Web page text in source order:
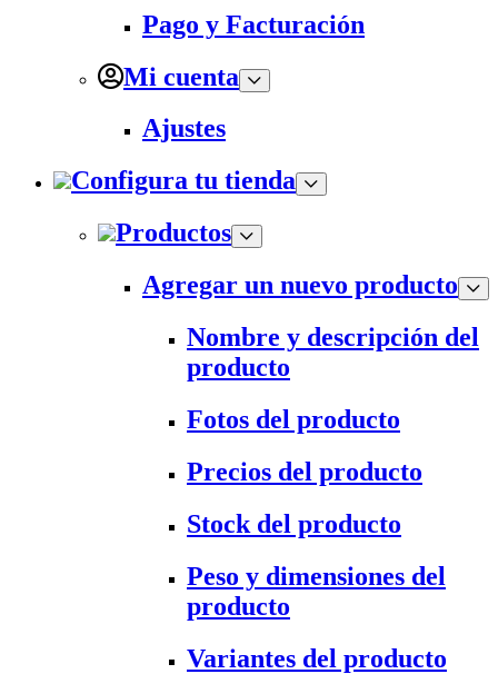
Pago y Facturación
Mi cuenta
Ajustes
Configura tu tienda
Productos
Agregar un nuevo producto
Nombre y descripción del
producto
Fotos del producto
Precios del producto
Stock del producto
Peso y dimensiones del
producto
Variantes del producto